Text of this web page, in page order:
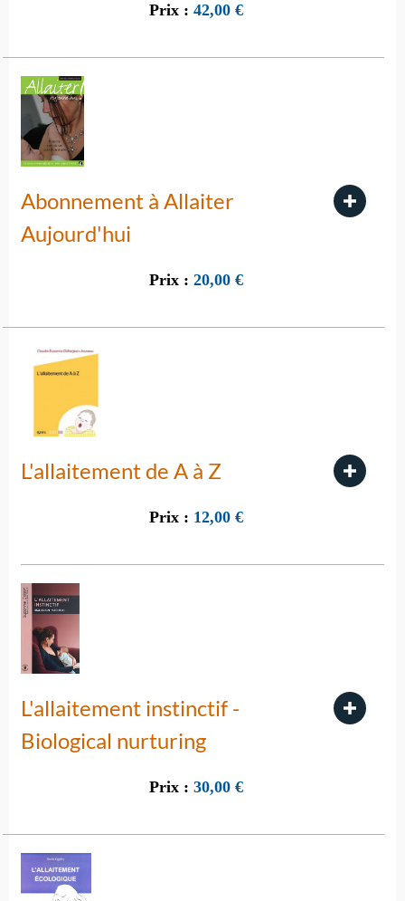
Prix : 42,00 €
Abonnement à Allaiter
Aujourd'hui
Prix : 20,00 €
L'allaitement de A à Z
Prix : 12,00 €
L'allaitement instinctif -
Biological nurturing
Prix : 30,00 €